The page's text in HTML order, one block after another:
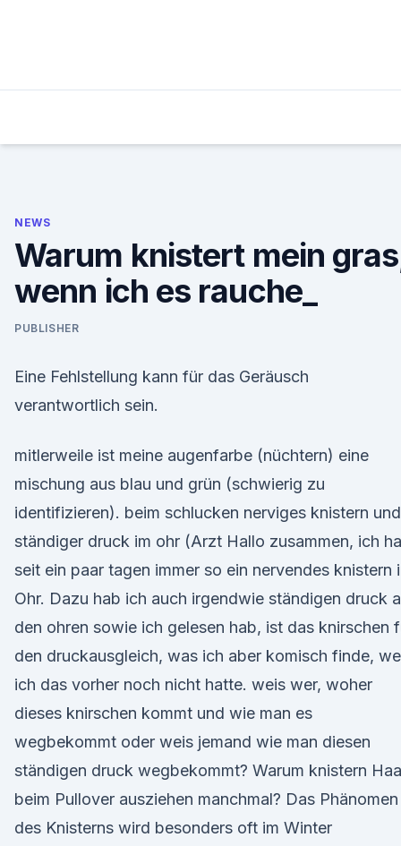
NEWS
Warum knistert mein
wenn ich es rauche_
PUBLISHER
Eine Fehlstellung kann für das Geräusch
verantwortlich sein.
mitlerweile ist meine augenfarbe (nüchtern) eine
mischung aus blau und grün (schwierig zu
identifizieren). beim schlucken nerviges knistern und
ständiger druck im ohr (Arzt Hallo zusammen, ich
seit ein paar tagen immer so ein nervendes knistern
Ohr. Dazu hab ich auch irgendwie ständigen druck
den ohren sowie ich gelesen hab, ist das knirschen
den druckausgleich, was ich aber komisch finde,
ich das vorher noch nicht hatte. weis wer, woher
dieses knirschen kommt und wie man es
wegbekommt oder weis jemand wie man diesen
ständigen druck wegbekommt? Warum knistern
beim Pullover ausziehen manchmal? Das Phänomen
des Knisterns wird besonders oft im Winter